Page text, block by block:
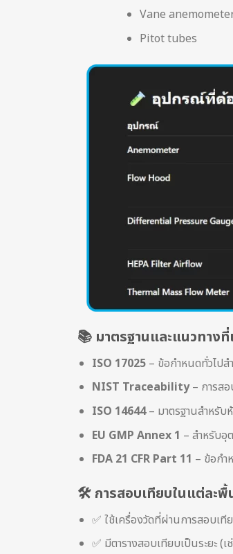
Vane
Pitot tubes
📚 มาตรฐานและแนวทางที่
ISO 17025– ข้อกำหนดทั่วไปส
NIST Traceability– การสอ
ISO 14644– มาตรฐานสำหรับ
EU GMP Annex 1 – สำหรับอุ
FDA 21 CFR Part 11 – ข้อกำ
🛠 การสอบเทียบในแต่ละ
✅ ใช้เครื่องวัดที่ผ่านการสอบเ
✅ มีตารางสอบเทียบเป็นระยะ (